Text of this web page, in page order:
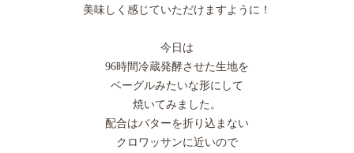
美味しく感じていただけますように！
今日は
96時間冷蔵発酵させた生地を
ベーグルみたいな形にして
焼いてみました。
配合はバターを折り込まない
クロワッサンに近いので